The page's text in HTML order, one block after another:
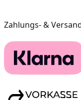
Zahlungs- &